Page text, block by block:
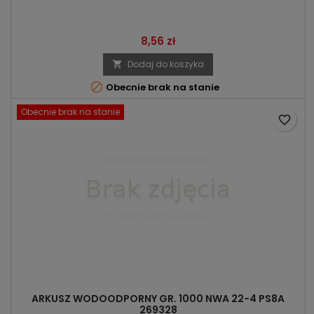
Cena
8,56 zł
 Dodaj do koszyka
 Obecnie brak na stanie
Obecnie brak na stanie
ARKUSZ WODOODPORNY GR. 1000 NWA 22-4 PS8A
269328
favorite_border